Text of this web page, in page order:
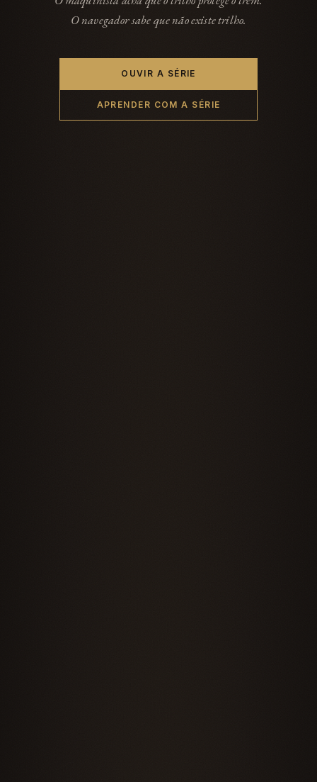
O navegador sabe que não existe trilho.
OUVIR A SÉRIE
APRENDER COM A SÉRIE